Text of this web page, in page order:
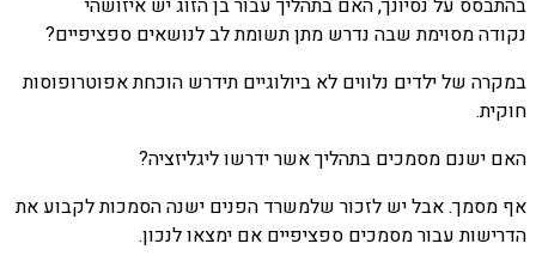
בהתבסס על נסיונך, האם בתהליך עבור בן הזוג יש איזושהי
נקודה מסוימת שבה נדרש מתן תשומת לב לנושאים ספציפיים?
במקרה של ילדים נלווים לא ביולוגיים תידרש הוכחת אפוטרופוסות
חוקית.
האם ישנם מסמכים בתהליך אשר ידרשו ליגליזציה?
אף מסמך. אבל יש לזכור שלמשרד הפנים ישנה הסמכות לקבוע את
הדרישות עבור מסמכים ספציפיים אם ימצאו לנכון.